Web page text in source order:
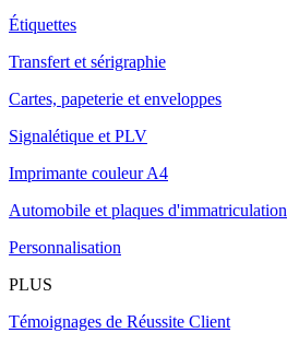
Étiquettes
Transfert et sérigraphie
Cartes, papeterie et enveloppes
Signalétique et PLV
Imprimante couleur A4
Automobile et plaques d'immatriculation
Personnalisation
PLUS
Témoignages de Réussite Client